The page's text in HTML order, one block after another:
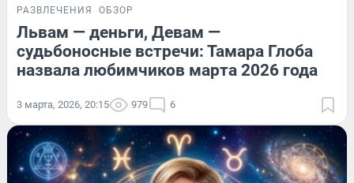
РАЗВЛЕЧЕНИЯ ОБЗОР
Львам — деньги, Девам —
судьбоносные встречи: Тамара Глоба
назвала любимчиков марта 2026 года
3 марта, 2026, 20:15 979 6